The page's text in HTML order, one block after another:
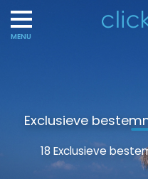
Exclusieve
18 Exclusieve